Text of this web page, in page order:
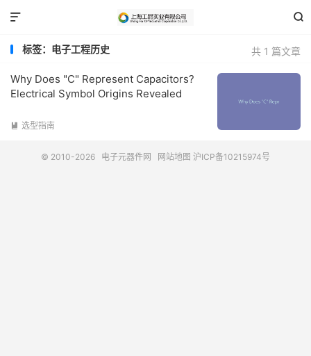


共 1 篇文章
标签：电子工程历史
Why Does "C" Represent Capacitors?
Electrical Symbol Origins Revealed
 选型指南
© 2010-2026 电子元器件网 网站地图 沪ICP备10215974号